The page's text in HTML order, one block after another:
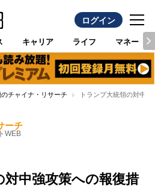
ログイン
キャリア ライフ マネー
チャイナ・リサーチ トランプ大統領の対中
ーチ
WEB
対中強攻策への報復措